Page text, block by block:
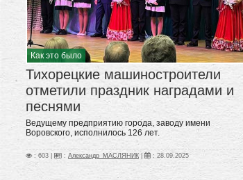
Как это было
Тихорецкие машиностроители
отметили праздник наградами и
песнями
Ведущему предприятию города, заводу имени
Воровского, исполнилось 126 лет.
: 603 | : Александр_МАСЛЯНИК | : 28.09.2025